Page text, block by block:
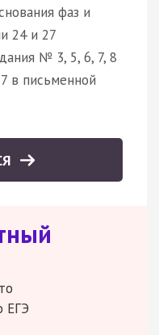
фаз и
24 и 27
№ 3, 5, 6, 7, 8
в письменной
ЕГЭ